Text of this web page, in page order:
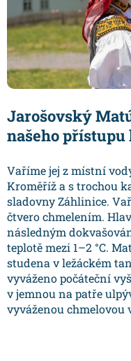
Jarošovský
našeho
Vaříme jej z místní
Kroměříž a s trochou
sladovny Záhlinice.
čtvero chmelením.
následným
teplotě mezi 1–2 °C.
studena v ležáckém
vyváženo počáteční
v jemnou na patře
vyváženou chmelovou